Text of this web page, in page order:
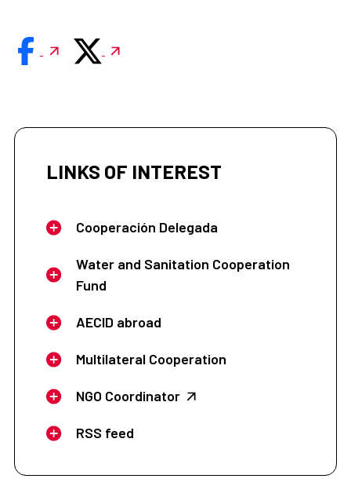
LINKS OF INTEREST
Cooperación Delegada
Water and Sanitation Cooperation
Fund
AECID abroad
Multilateral Cooperation
NGO Coordinator
RSS feed